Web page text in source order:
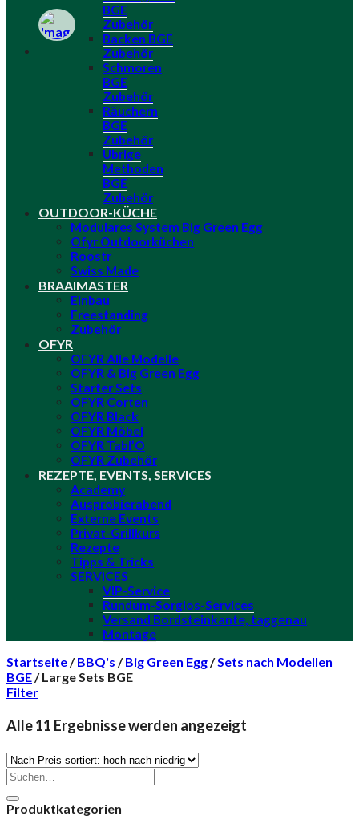
BGE
Zubehör
Backen BGE
Zubehör
Schmoren
BGE
Zubehör
Räuchern
BGE
Zubehör
Übrige
Methoden
BGE
Zubehör
OUTDOOR-KÜCHE
Modulares System Big Green Egg
Ofyr Outdoorküchen
Roostr
Swiss Made
BRAAIMASTER
Einbau
Freestanding
Zubehör
OFYR
OFYR Alle Modelle
OFYR & Big Green Egg
Starter Sets
OFYR Corten
OFYR Black
OFYR Möbel
OFYR Tabl’O
OFYR Zubehör
REZEPTE, EVENTS, SERVICES
Academy
Ausprobierabend
Externe Events
Privat-Grillkurs
Rezepte
Tipps & Tricks
SERVICES
VIP-Service
Rundum-Sorglos-Services
Versand Bordsteinkante, taggenau
Montage
Startseite/ BBQ's / Big Green Egg/Sets nach Modellen
BGE/Large Sets BGE
Filter
Alle 11 Ergebnisse werden angezeigt
Suche
nach:
Produktkategorien